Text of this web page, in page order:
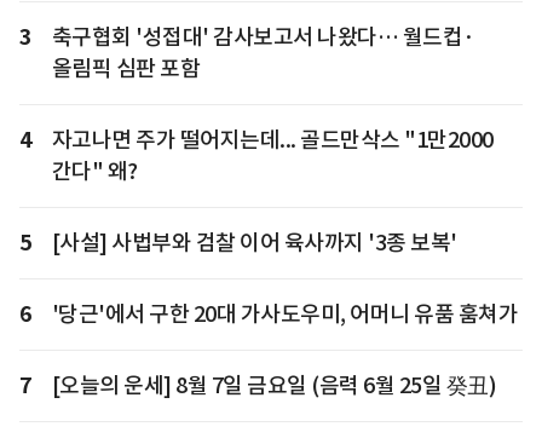
3
축구협회 '성접대' 감사보고서 나왔다… 월드컵·
올림픽 심판 포함
4
자고나면 주가 떨어지는데... 골드만삭스 "1만2000
간다" 왜?
5 [사설] 사법부와 검찰 이어 육사까지 '3종 보복'
6 '당근'에서 구한 20대 가사도우미, 어머니 유품 훔쳐가
7 [오늘의 운세] 8월 7일 금요일 (음력 6월 25일 癸丑)